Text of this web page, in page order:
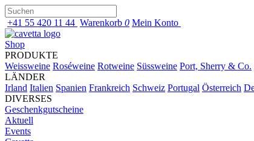
+41 55 420 11 44 Warenkorb 0 Mein Konto
Shop
PRODUKTE
Weissweine Roséweine Rotweine Süssweine Port, Sherry & Co.
LÄNDER
Irland Italien Spanien Frankreich Schweiz Portugal Österreich
DIVERSES
Geschenkgutscheine
Aktuell
Events